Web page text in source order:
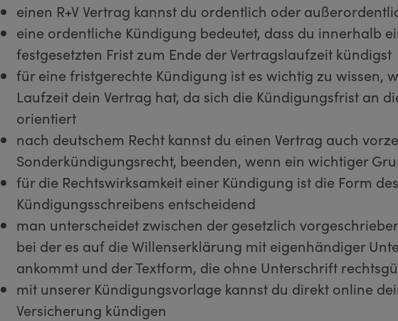
einen R+V Vertrag kannst du ordentlich oder
eine ordentliche Kündigung bedeutet, dass du innerhalb
festgesetzten Frist zum Ende der Vertragslaufzeit kündigst
für eine fristgerechte Kündigung ist es wichtig zu wissen,
Laufzeit dein Vertrag hat, da sich die Kündigungsfrist an
orientiert
nach deutschem Recht kannst du einen Vertrag auch
Sonderkündigungsrecht, beenden, wenn ein wichtiger
für die Rechtswirksamkeit einer Kündigung ist die Form des
Kündigungsschreibens entscheidend
man unterscheidet zwischen der gesetzlich
bei der es auf die Willenserklärung mit eigenhändiger
ankommt und der Textform, die ohne Unterschrift
mit unserer Kündigungsvorlage kannst du direkt online
Versicherung kündigen